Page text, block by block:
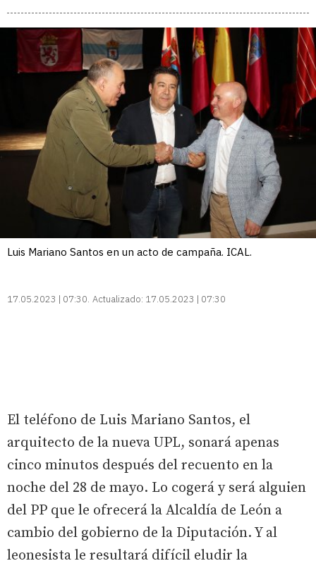
Luis Mariano Santos en un acto de campaña. ICAL.
17.05.2023 | 07:30 Actualizado: 17.05.2023 | 07:30
El teléfono de Luis Mariano Santos, el
arquitecto de la nueva UPL, sonará apenas
cinco minutos después del recuento en la
noche del 28 de mayo. Lo cogerá y será alguien
del PP que le ofrecerá la Alcaldía de León a
cambio del gobierno de la Diputación. Y al
leonesista le resultará difícil eludir la